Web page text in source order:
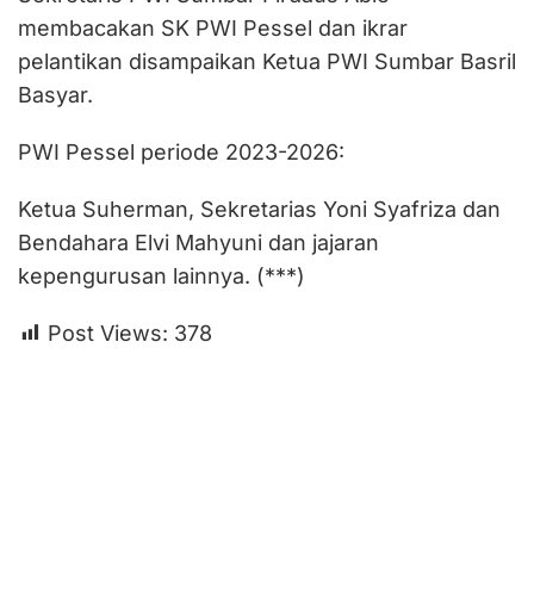
membacakan SK PWI Pessel dan ikrar
pelantikan disampaikan Ketua PWI Sumbar Basril
Basyar.
PWI Pessel periode 2023-2026:
Ketua Suherman, Sekretarias Yoni Syafriza dan
Bendahara Elvi Mahyuni dan jajaran
kepengurusan lainnya. (***)
Post Views: 378